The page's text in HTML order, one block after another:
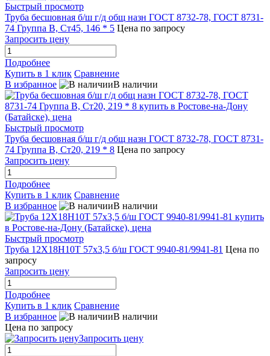
Быстрый просмотр
Труба бесшовная б/ш г/д общ назн ГОСТ 8732-78, ГОСТ 8731-
74 Группа В, Ст45, 146 * 5 Цена по запросу
Запросить цену
Подробнее
Купить в 1 клик Сравнение
В избранное
В наличии
Быстрый просмотр
Труба бесшовная б/ш г/д общ назн ГОСТ 8732-78, ГОСТ 8731-
74 Группа В, Ст20, 219 * 8 Цена по запросу
Запросить цену
Подробнее
Купить в 1 клик Сравнение
В избранное
В наличии
Быстрый просмотр
Труба 12Х18Н10Т 57х3,5 б/ш ГОСТ 9940-81/9941-81 Цена по
запросу
Запросить цену
Подробнее
Купить в 1 клик Сравнение
В избранное
В наличии
Цена по запросу
Запросить цену